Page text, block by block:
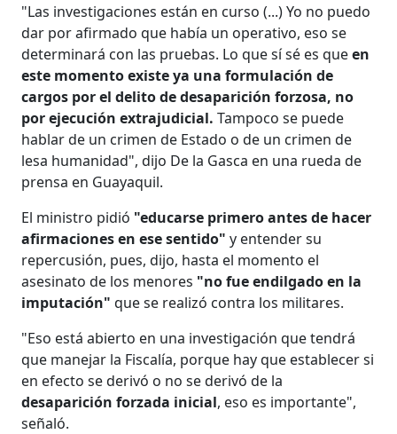
"Las investigaciones están en curso (...) Yo no puedo
dar por afirmado que había un operativo, eso se
determinará con las pruebas. Lo que sí sé es queen
este momento existe ya una formulación de
cargos por el delito de desaparición forzosa, no
por ejecución extrajudicial. Tampoco se puede
hablar de un crimen de Estado o de un crimen de
lesa humanidad", dijo De la Gasca en una rueda de
prensa en Guayaquil.
El ministro pidió "educarse primero antes de hacer
afirmaciones en ese sentido" y entender su
repercusión, pues, dijo, hasta el momento el
asesinato de los menores "no fue endilgado en la
imputación"que se realizó contra los militares.
"Eso está abierto en una investigación que tendrá
que manejar la Fiscalía, porque hay que establecer si
en efecto se derivó o no se derivó de la
desaparición forzada inicial, eso es importante",
señaló.